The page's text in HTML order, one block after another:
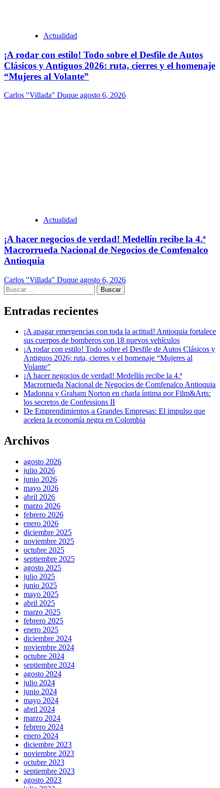
Actualidad
¡A rodar con estilo! Todo sobre el Desfile de Autos
Clásicos y Antiguos 2026: ruta, cierres y el homenaje
“Mujeres al Volante”
Carlos "Villada" Duque agosto 6, 2026
Actualidad
¡A hacer negocios de verdad! Medellín recibe la 4.ª
Macrorrueda Nacional de Negocios de Comfenalco
Antioquia
Carlos "Villada" Duque agosto 6, 2026
Buscar:
Entradas recientes
¡A apagar emergencias con toda la actitud! Antioquia fortalece
sus cuerpos de bomberos con 18 nuevos vehículos
¡A rodar con estilo! Todo sobre el Desfile de Autos Clásicos y
Antiguos 2026: ruta, cierres y el homenaje “Mujeres al
Volante”
¡A hacer negocios de verdad! Medellín recibe la 4.ª
Macrorrueda Nacional de Negocios de Comfenalco Antioquia
Madonna y Graham Norton en charla íntima por Film&Arts:
los secretos de Confessions II
De Emprendimientos a Grandes Empresas: El impulso que
acelera la economía negra en Colombia
Archivos
agosto 2026
julio 2026
junio 2026
mayo 2026
abril 2026
marzo 2026
febrero 2026
enero 2026
diciembre 2025
noviembre 2025
octubre 2025
septiembre 2025
agosto 2025
julio 2025
junio 2025
mayo 2025
abril 2025
marzo 2025
febrero 2025
enero 2025
diciembre 2024
noviembre 2024
octubre 2024
septiembre 2024
agosto 2024
julio 2024
junio 2024
mayo 2024
abril 2024
marzo 2024
febrero 2024
enero 2024
diciembre 2023
noviembre 2023
octubre 2023
septiembre 2023
agosto 2023